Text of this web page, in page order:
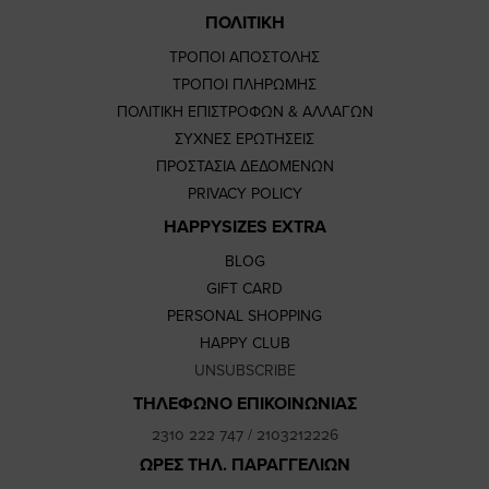
ΠΟΛΙΤΙΚΗ
ΤΡΟΠΟΙ ΑΠΟΣΤΟΛΗΣ
ΤΡΟΠΟΙ ΠΛΗΡΩΜΗΣ
ΠΟΛΙΤΙΚΗ ΕΠΙΣΤΡΟΦΩΝ & ΑΛΛΑΓΩΝ
ΣΥΧΝΕΣ ΕΡΩΤΗΣΕΙΣ
ΠΡΟΣΤΑΣΙΑ ΔΕΔΟΜΕΝΩΝ
PRIVACY POLICY
HAPPYSIZES EXTRA
BLOG
GIFT CARD
PERSONAL SHOPPING
HAPPY CLUB
UNSUBSCRIBE
ΤΗΛΕΦΩΝΟ ΕΠΙΚΟΙΝΩΝΙΑΣ
2310 222 747/ 2103212226
ΩΡΕΣ ΤΗΛ. ΠΑΡΑΓΓΕΛΙΩΝ